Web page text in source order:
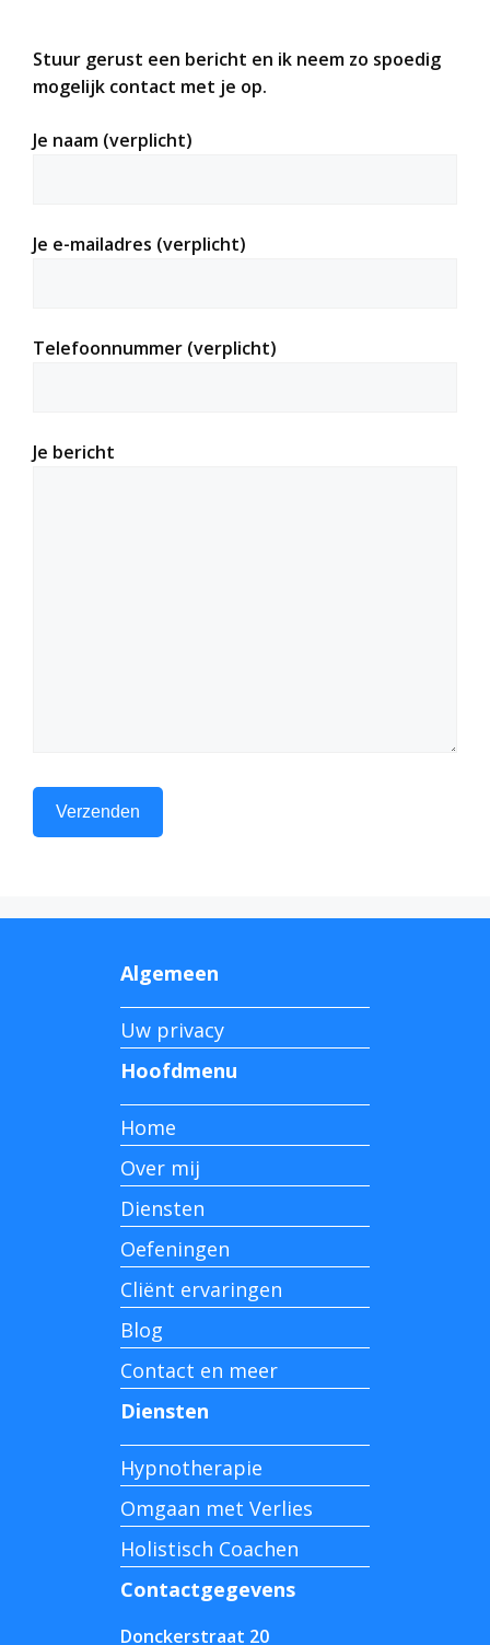
Stuur gerust een bericht en ik neem zo spoedig
mogelijk contact met je op.
Je naam (verplicht)
Je e-mailadres (verplicht)
Telefoonnummer (verplicht)
Je bericht
Algemeen
Uw privacy
Hoofdmenu
Home
Over mij
Diensten
Oefeningen
Cliënt ervaringen
Blog
Contact en meer
Diensten
Hypnotherapie
Omgaan met Verlies
Holistisch Coachen
Contactgegevens
Donckerstraat 20